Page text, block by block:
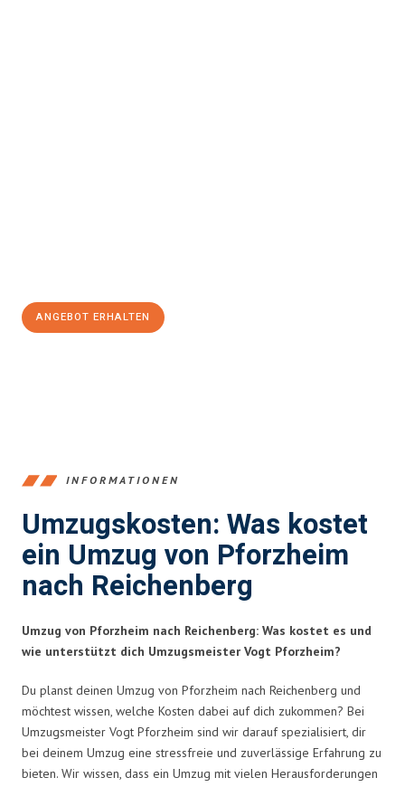
ANGEBOT ERHALTEN
INFORMATIONEN
Umzugskosten: Was kostet
ein Umzug von Pforzheim
nach Reichenberg
Umzug von Pforzheim nach Reichenberg: Was kostet es und
wie unterstützt dich Umzugsmeister Vogt Pforzheim?
Du planst deinen Umzug von Pforzheim nach Reichenberg und
möchtest wissen, welche Kosten dabei auf dich zukommen? Bei
Umzugsmeister Vogt Pforzheim sind wir darauf spezialisiert, dir
bei deinem Umzug eine stressfreie und zuverlässige Erfahrung zu
bieten. Wir wissen, dass ein Umzug mit vielen Herausforderungen